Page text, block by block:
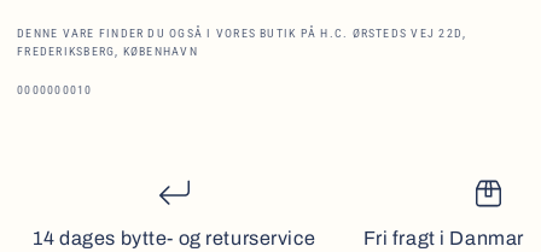
DENNE VARE FINDER DU OGSÅ I VORES BUTIK PÅ H.C. ØRSTEDS VEJ 22D,
FREDERIKSBERG, KØBENHAVN
0000000010
14 dages bytte- og returservice Fri fragt i Danmark